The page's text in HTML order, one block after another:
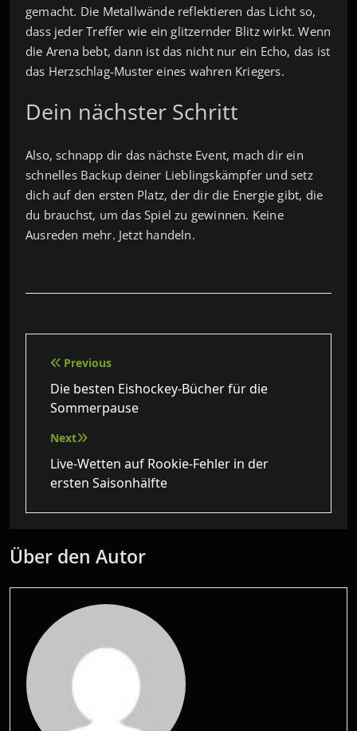
gemacht. Die Metallwände reflektieren das Licht so,
dass jeder Treffer wie ein glitzernder Blitz wirkt. Wenn
die Arena bebt, dann ist das nicht nur ein Echo, das ist
das Herzschlag‑Muster eines wahren Kriegers.
Dein nächster Schritt
Also, schnapp dir das nächste Event, mach dir ein
schnelles Backup deiner Lieblingskämpfer und setz
dich auf den ersten Platz, der dir die Energie gibt, die
du brauchst, um das Spiel zu gewinnen. Keine
Ausreden mehr. Jetzt handeln.
Beitragsnavigation
Previous
Die besten Eishockey‑Bücher für die
Sommerpause
Next
Live-Wetten auf Rookie-Fehler in der
ersten Saisonhälfte
Über den Autor